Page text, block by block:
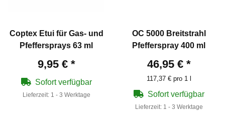
Coptex Etui für Gas- und
Pfeffersprays 63 ml
9,95 € *
Sofort verfügbar
Lieferzeit: 1 - 3 Werktage
OC 5000 Breitstrahl
Pfefferspray 400 ml
46,95 € *
117,37 € pro 1 l
Sofort verfügbar
Lieferzeit: 1 - 3 Werktage